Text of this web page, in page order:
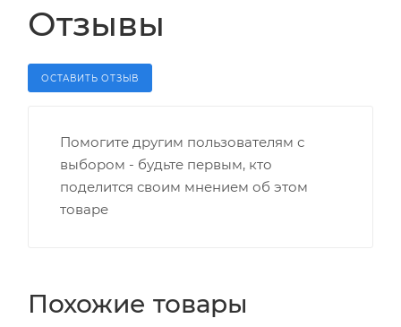
Отзывы
ОСТАВИТЬ ОТЗЫВ
Помогите другим пользователям с
выбором - будьте первым, кто
поделится своим мнением об этом
товаре
Похожие товары